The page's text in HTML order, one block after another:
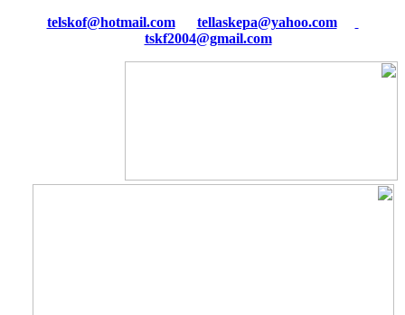
tellaskepa@yahoo.com
tskf2004@gmail.com